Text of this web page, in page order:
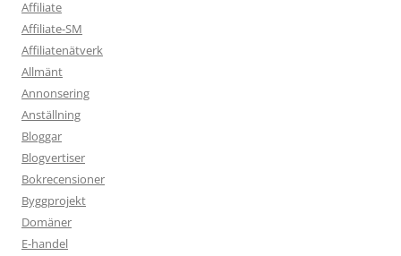
Affiliate
Affiliate-SM
Affiliatenätverk
Allmänt
Annonsering
Anställning
Bloggar
Blogvertiser
Bokrecensioner
Byggprojekt
Domäner
E-handel